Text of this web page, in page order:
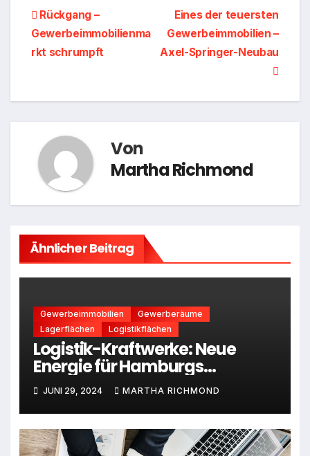
Beitragsnavigation
Eines der teuersten
Gewerbeimmobilien –
Axel-Springer-Neubau
Rückgang –
Gewerbeimmobilienma
rkt schrumpft
Von
Martha Richmond
Ähnlicher Beitrag
Gewerbeimmobilien
Gewerberäume
Lagerflächen
Logistikflächen
Logistik-Kraftwerke: Neue
Energie für Hamburgs
Gewerbeimmobilienmarkt
JUNI 29, 2024 MARTHA RICHMOND